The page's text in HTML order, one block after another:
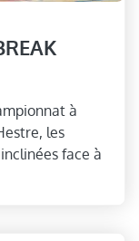
à
les
face à